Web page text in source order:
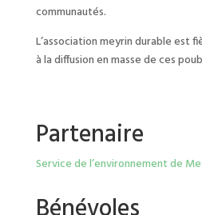
communautés.
L’association meyrin durable est
à la diffusion en masse de ces
Partenaire
Service de l’environnement de